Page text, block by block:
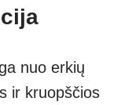
nuo erkių
ir kruopščios